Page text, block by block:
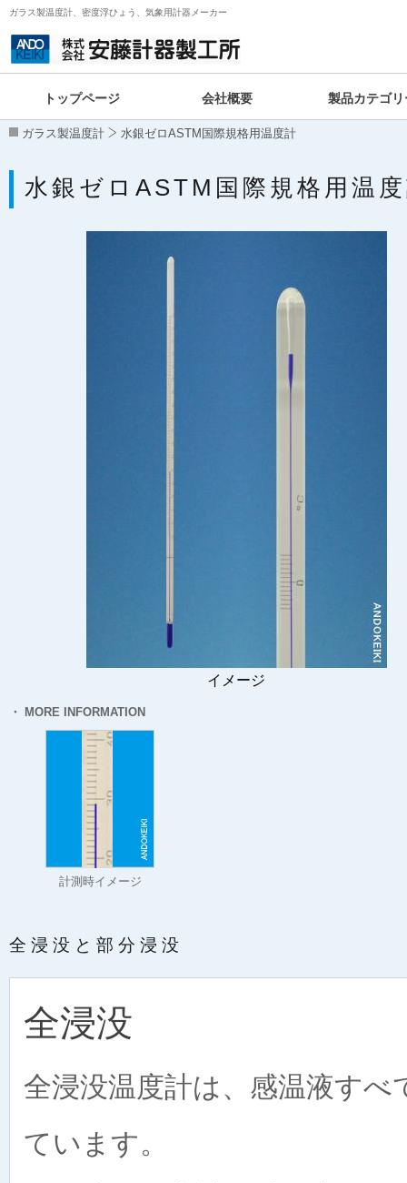
ガラス製温度計、密度浮ひょう、気象用計器メーカー
トップページ 会社概要 製品カテゴリ
ガラス製温度計 水銀ゼロASTM国際規格用温度計
水銀ゼロASTM国際規格用温
イメージ
・ MORE INFORMATION
計測時イメージ
全浸没と部分浸没
全浸没
全浸没温度計は、感温液す
ています。